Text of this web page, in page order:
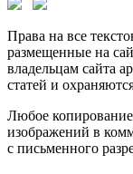
Права на все
размещенные на
владельцам сайта
статей и
Любое
изображений в
с письменного